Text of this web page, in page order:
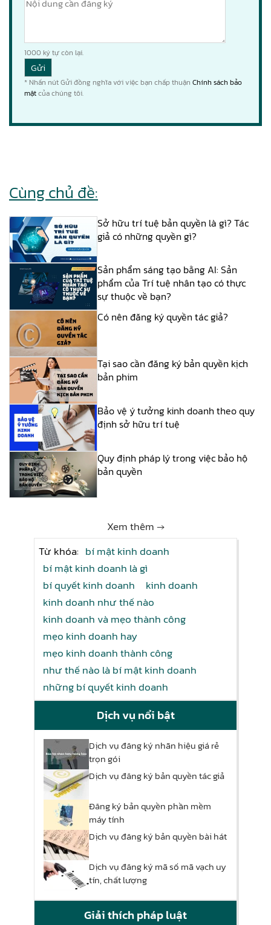
1000 ký tự còn lại.
* Nhấn nút Gửi đồng nghĩa với việc bạn chấp thuận Chính sách bảo
mậtcủa chúng tôi.
Cùng chủ đề:
Sở hữu trí tuệ bản quyền là gì? Tác
giả có những quyền gì?
Sản phẩm sáng tạo bằng AI: Sản
phẩm của Trí tuệ nhân tạo có thực
sự thuộc về bạn?
Có nên đăng ký quyền tác giả?
Tại sao cần đăng ký bản quyền kịch
bản phim
Bảo vệ ý tưởng kinh doanh theo quy
định sở hữu trí tuệ
Quy định pháp lý trong việc bảo hộ
bản quyền
Xem thêm →
Từ khóa: bí mật kinh doanh
bí mật kinh doanh là gì
bí quyết kinh doanh
kinh doanh
kinh doanh như thế nào
kinh doanh và mẹo thành công
mẹo kinh doanh hay
mẹo kinh doanh thành công
như thế nào là bí mật kinh doanh
những bí quyết kinh doanh
Dịch vụ nổi bật
Dịch vụ đăng ký nhãn hiệu giá rẻ
trọn gói
Dịch vụ đăng ký bản quyền tác giả
Đăng ký bản quyền phần mềm
máy tính
Dịch vụ đăng ký bản quyền bài hát
Dịch vụ đăng ký mã số mã vạch uy
tín, chất lượng
Giải thích pháp luật